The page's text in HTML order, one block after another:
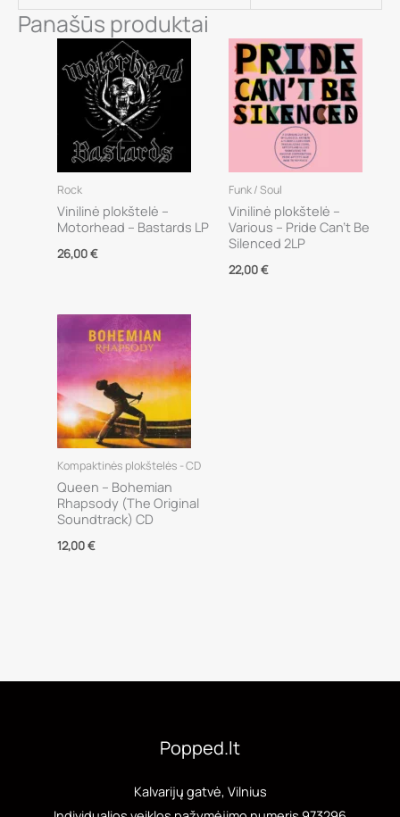
Panašūs produktai
Rock
Vinilinė plokštelė –
Motorhead – Bastards LP
26,00€
Funk / Soul
Vinilinė plokštelė –
Various – Pride Can’t Be
Silenced 2LP
22,00€
Kompaktinės plokštelės - CD
Queen – Bohemian
Rhapsody (The Original
Soundtrack) CD
12,00€
Popped.lt
Kalvarijų gatvė, Vilnius